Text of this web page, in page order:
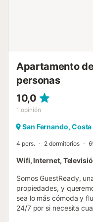
Apartamento
personas
10,0
1 opinión
San Fernando,
4 pers. 2 dormitorios
Wifi, Internet,
Somos GuestReady,
propiedades, y
sea lo más cómoda y
24/7 por si necesita